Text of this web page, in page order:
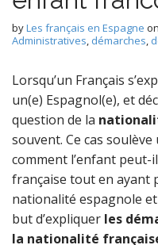
byLes français en Espagne on
Administratives, démarches,
Lorsqu’un Français
un(e) Espagnol(e), et
question de la
souvent. Ce cas
comment l’enfant
française tout en ayant
nationalité espagnole
but d’expliquer les
la nationalité